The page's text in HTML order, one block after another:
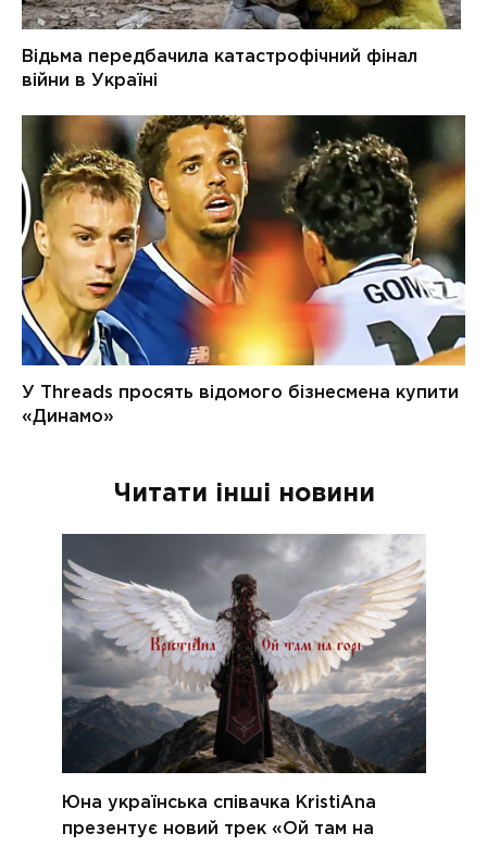
Читати інші новини
Юна українська співачка KristiAna
презентує новий трек «Ой там на